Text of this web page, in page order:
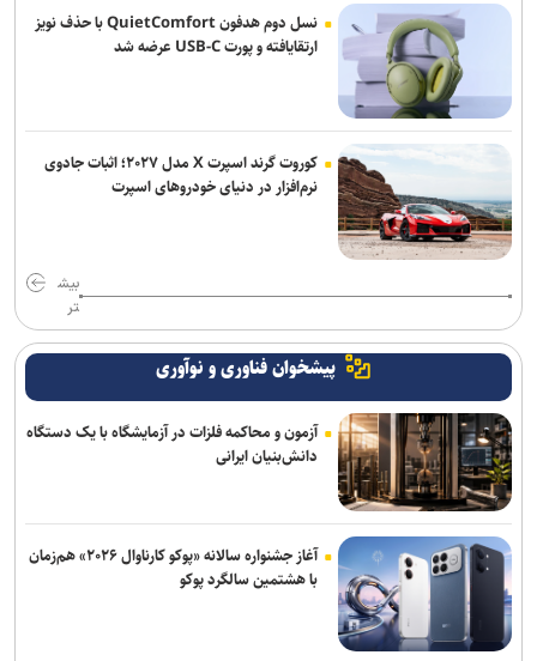
می‌گیرد
نسل دوم هدفون QuietComfort با حذف نویز
ارتقایافته و پورت USB-C عرضه شد
کوروت گرند اسپرت X مدل ۲۰۲۷؛ اثبات جادوی
نرم‌افزار در دنیای خودروهای اسپرت
بیش
تر
پیشخوان فناوری و نوآوری
آزمون و محاکمه فلزات در آزمایشگاه با یک دستگاه
دانش‌بنیان ایرانی
آغاز جشنواره سالانه «پوکو کارناوال ۲۰۲۶» هم‌زمان
با هشتمین سالگرد پوکو